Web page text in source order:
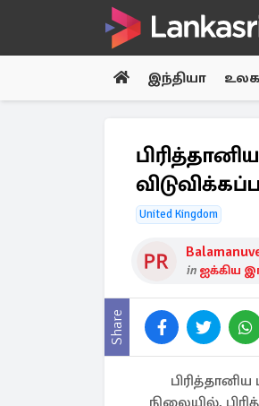
இந்தியா
United Kingdom
in ஐக்கிய
Share
நிலையில்,